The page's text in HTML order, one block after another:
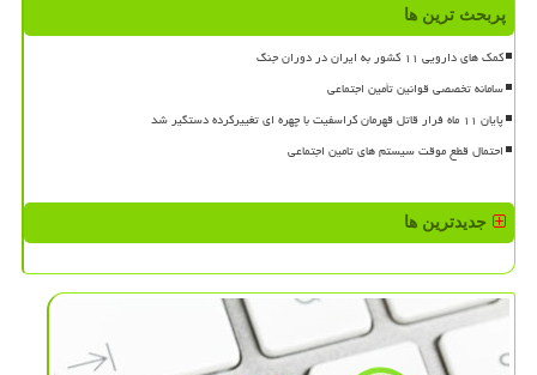
پربحث ترین ها
کمک های دارویی ۱۱ کشور به ایران در دوران جنگ
سامانه تخصصی قوانین تأمین اجتماعی
پایان ۱۱ ماه فرار قاتل قهرمان کراسفیت با چهره ای تغییرکرده دستگیر شد
احتمال قطع موقت سیستم های تامین اجتماعی
جدیدترین ها